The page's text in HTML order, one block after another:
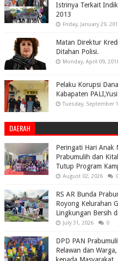
Istrinya Terkait
2013
Friday, January 29,
Matan Direktur
Ditahan Polisi.
Monday, April 09,
Pelaku Korupsi
Kabapaten
Tuesday, September
DAERAH
Peringati Hari Anak
Prabumulih dan
Tutup Program
August 02, 2026 0
RS AR Bunda
Royong Kelurahan
Lingkungan Bersih
July 31, 2026 0
DPD PAN
Relawan dan